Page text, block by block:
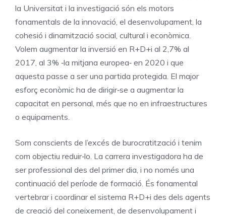
la Universitat i la investigació són els motors
fonamentals de la innovació, el desenvolupament, la
cohesió i dinamització social, cultural i econòmica.
Volem augmentar la inversió en R+D+i al 2,7% al
2017, al 3% ‐la mitjana europea‐ en 2020 i que
aquesta passe a ser una partida protegida. El major
esforç econòmic ha de dirigir‐se a augmentar la
capacitat en personal, més que no en infraestructures
o equipaments.
Som conscients de l’excés de burocratització i tenim
com objectiu reduir‐lo. La carrera investigadora ha de
ser professional des del primer dia, i no només una
continuació del període de formació. És fonamental
vertebrar i coordinar el sistema R+D+i des dels agents
de creació del coneixement, de desenvolupament i